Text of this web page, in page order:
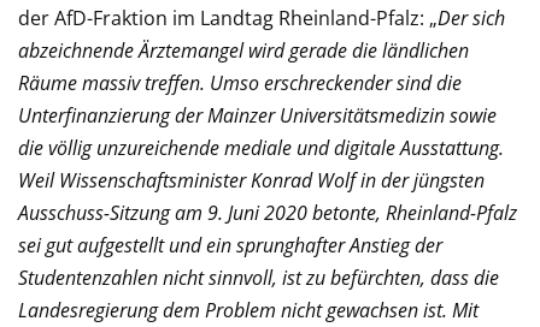
der AfD-Fraktion im Landtag Rheinland-Pfalz: „Der sich
abzeichnende Ärztemangel wird gerade die ländlichen
Räume massiv treffen. Umso erschreckender sind die
Unterfinanzierung der Mainzer Universitätsmedizin sowie
die völlig unzureichende mediale und digitale Ausstattung.
Weil Wissenschaftsminister Konrad Wolf in der jüngsten
Ausschuss-Sitzung am 9. Juni 2020 betonte, Rheinland-Pfalz
sei gut aufgestellt und ein sprunghafter Anstieg der
Studentenzahlen nicht sinnvoll, ist zu befürchten, dass die
Landesregierung dem Problem nicht gewachsen ist. Mit